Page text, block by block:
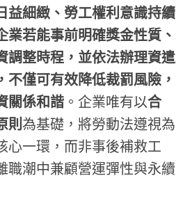
益細緻、勞工權利意識持續
業若能事前明確獎金性質、
調整時程，並依法辦理資遣
不僅可有效降低裁罰風險，
關係和諧 。企業唯有以合
則為基礎，將勞動法遵視為
心一環，而非事後補救工
職潮中兼顧營運彈性與永續